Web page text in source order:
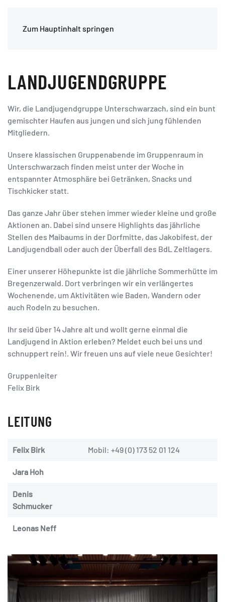
Zum Hauptinhalt springen
LANDJUGENDGRUPPE
Wir, die Landjugendgruppe Unterschwarzach, sind ein bunt
gemischter Haufen aus jungen und sich jung fühlenden
Mitgliedern.
Unsere klassischen Gruppenabende im Gruppenraum in
Unterschwarzach finden meist unter der Woche in
entspannter Atmosphäre bei Getränken, Snacks und
Tischkicker statt.
Das ganze Jahr über stehen immer wieder kleine und große
Aktionen an. Dabei sind unsere Highlights das jährliche
Stellen des Maibaums in der Dorfmitte, das Jakobifest, der
Landjugendball oder auch der Überfall des BdL Zeltlagers.
Einer unserer Höhepunkte ist die jährliche Sommerhütte im
Bregenzerwald. Dort verbringen wir ein verlängertes
Wochenende, um Aktivitäten wie Baden, Wandern oder
auch Rodeln zu besuchen.
Ihr seid über 14 Jahre alt und wollt gerne einmal die
Landjugend in Aktion erleben? Meldet euch bei uns und
schnuppert rein!. Wir freuen uns auf viele neue Gesichter!
Gruppenleiter
Felix Birk
LEITUNG
Felix Birk Mobil: +49 (0) 173 52 01 124
Jara Hoh
Denis
Schmucker
Leonas Neff